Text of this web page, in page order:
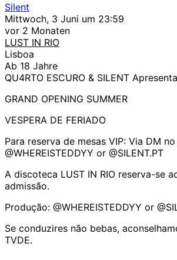
Silent
Mittwoch, 3 Juni um 23:59
vor 2 Monaten
LUST IN RIO
Lisboa
Ab 18 Jahre
QU4RTO ESCURO & SILENT
GRAND OPENING SUMMER
VESPERA DE FERIADO
Para reserva de mesas VIP: Via DM
@WHEREISTEDDYY or @SILENT.PT
A discoteca LUST IN RIO reserva-se
admissão.
Produção: @WHEREISTEDDYY or
Se conduzires não bebas,
TVDE.